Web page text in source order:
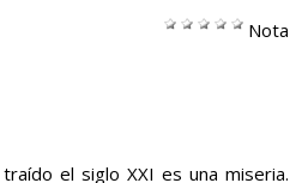
Nota